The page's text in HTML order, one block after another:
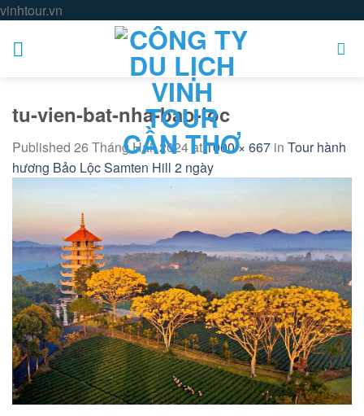
vinhtour.vn
tu-vien-bat-nha-bao-loc
Published 26 Tháng Hai, 2024 at 1000 × 667 in Tour hành
hương Bảo Lộc Samten Hill 2 ngày